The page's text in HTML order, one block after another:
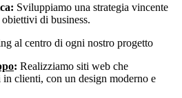
Sviluppiamo una strategia vincente
di business.
al centro di ogni nostro progetto
: Realizziamo siti web che
clienti, con un design moderno e